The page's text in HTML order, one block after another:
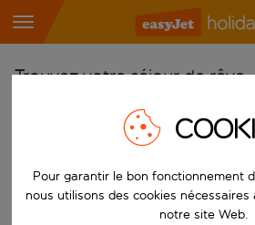
Trouvez votre séjour de rêve
Commencez à taper pour la saisie
Choisissez votre aéroport
Choisissez votre destination
Vers
Pour garantir le bon fonctionnement
nous utilisons des cookies
notre site Web.